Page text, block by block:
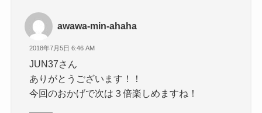
awawa-min-ahaha
2018年7月5日 6:46 AM
JUN37さん
ありがとうございます！！
今回のおかげで次は３倍楽しめますね！